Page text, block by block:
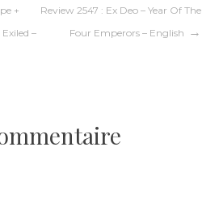
+
–
Review 2547 : Ex Deo – Year Of The
Four Emperors – English